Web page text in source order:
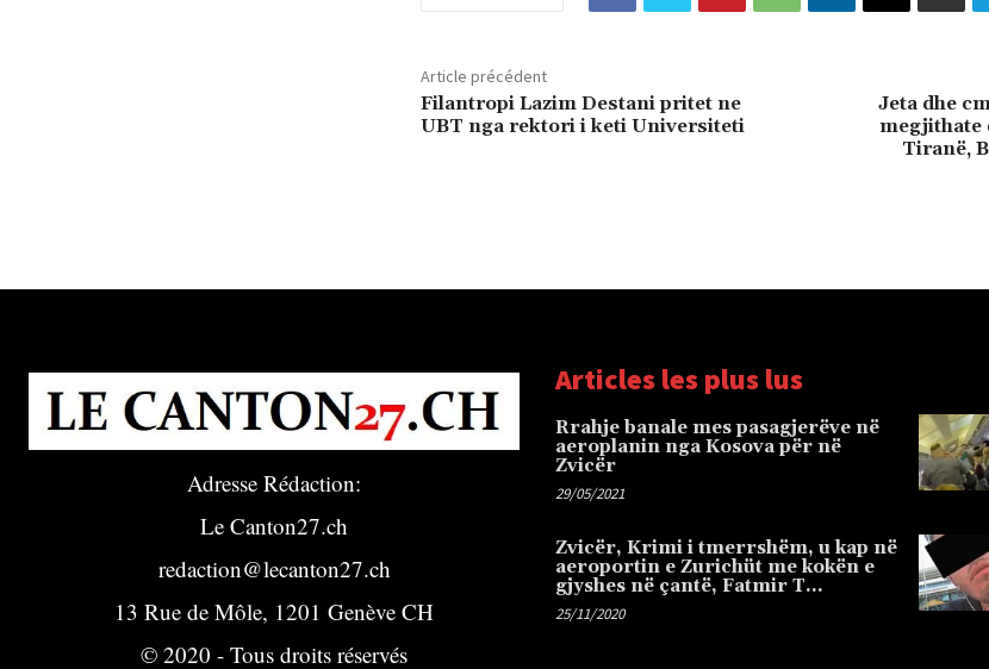
Article précédent
Filantropi Lazim Destani pritet ne
UBT nga rektori i keti Universiteti
Jeta dhe
megjithate
Tiranë,
Adresse Rédaction:
Le Canton27.ch
redaction@lecanton27.ch
13 Rue de Môle, 1201 Genève CH
© 2020 - Tous droits réservés
Articles les plus lus
Rrahje banale mes pasagjerëve në
aeroplanin nga Kosova për në
Zvicër
29/05/2021
Zvicër, Krimi i tmerrshëm, u kap në
aeroportin e Zurichüt me kokën e
gjyshes në çantë, Fatmir T…
25/11/2020